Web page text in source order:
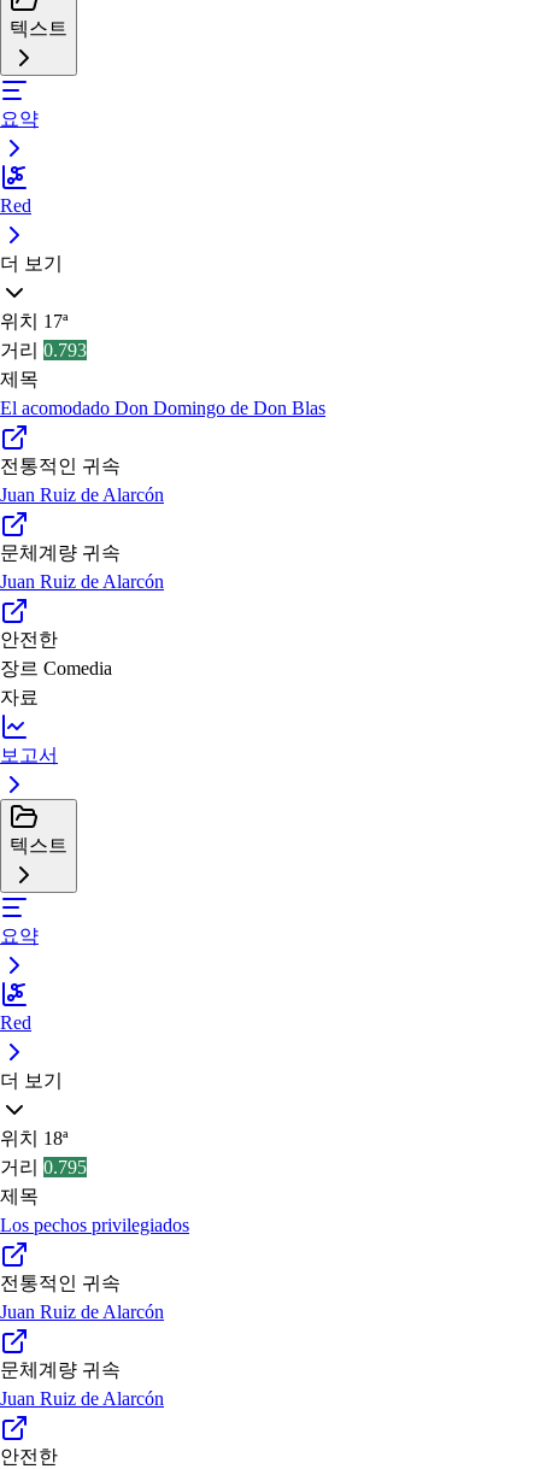
텍스트
요약
Red
더 보기
위치
17ª
거리 0.793
제목
El acomodado Don Domingo de Don Blas
전통적인 귀속
Juan Ruiz de Alarcón
문체계량 귀속
Juan Ruiz de Alarcón
안전한
장르 Comedia
자료
보고서
텍스트
요약
Red
더 보기
위치
18ª
거리 0.795
제목
Los pechos privilegiados
전통적인 귀속
Juan Ruiz de Alarcón
문체계량 귀속
Juan Ruiz de Alarcón
안전한